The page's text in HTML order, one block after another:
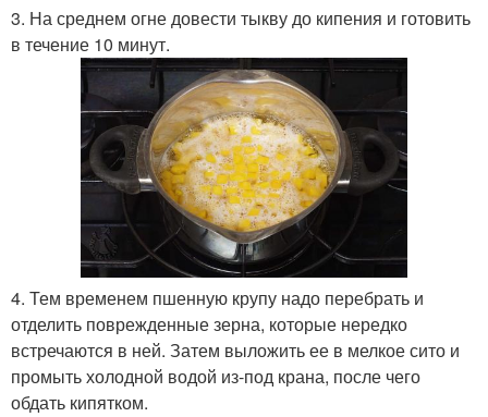
3. На среднем огне довести тыкву до кипения и готовить
в течение 10 минут.
4. Тем временем пшенную крупу надо перебрать и
отделить поврежденные зерна, которые нередко
встречаются в ней. Затем выложить ее в мелкое сито и
промыть холодной водой из-под крана, после чего
обдать кипятком.